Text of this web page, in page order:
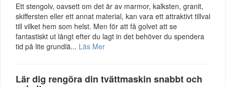
Ett stengolv, oavsett om det är av marmor, kalksten, granit,
skiffersten eller ett annat material, kan vara ett attraktivt tillval
till vilket hem som helst. Men för att få golvet att se
fantastiskt ut långt efter du lagt in det behöver du spendera
tid på lite grundlä... Läs Mer
Lär dig rengöra din tvättmaskin snabbt och